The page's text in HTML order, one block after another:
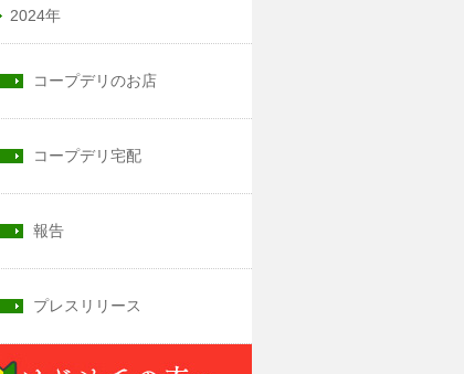
2024年
コープデリのお店
コープデリ宅配
報告
プレスリリース